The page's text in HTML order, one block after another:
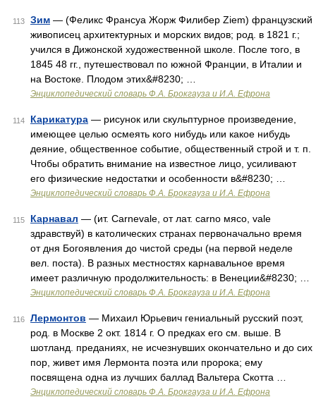
113 Зим — (Феликс Франсуа Жорж Филибер Ziem) французский
живописец архитектурных и морских видов; род. в 1821 г.;
учился в Дижонской художественной школе. После того, в
1845 48 гг., путешествовал по южной Франции, в Италии и
на Востоке. Плодом этих&#8230; …
Энциклопедический словарь Ф.А. Брокгауза и И.А. Ефрона
114 Карикатура — рисунок или скульптурное произведение,
имеющее целью осмеять кого нибудь или какое нибудь
деяние, общественное событие, общественный строй и т. п.
Чтобы обратить внимание на известное лицо, усиливают
его физические недостатки и особенности в&#8230; …
Энциклопедический словарь Ф.А. Брокгауза и И.А. Ефрона
115 Карнавал — (ит. Carnevale, от лат. carno мясо, vale
здравствуй) в католических странах первоначально время
от дня Богоявления до чистой среды (на первой неделе
вел. поста). В разных местностях карнавальное время
имеет различную продолжительность: в Венеции&#8230; …
Энциклопедический словарь Ф.А. Брокгауза и И.А. Ефрона
116 Лермонтов — Михаил Юрьевич гениальный русский поэт,
род. в Москве 2 окт. 1814 г. О предках его см. выше. В
шотланд. преданиях, не исчезнувших окончательно и до сих
пор, живет имя Лермонта поэта или пророка; ему
посвящена одна из лучших баллад Вальтера Скотта …
Энциклопедический словарь Ф.А. Брокгауза и И.А. Ефрона